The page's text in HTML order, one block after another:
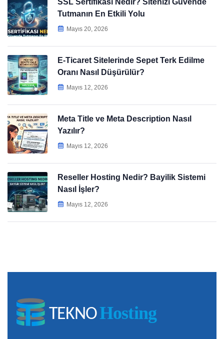
Tutmanın En Etkili Yolu
Mayıs 20, 2026
E-Ticaret Sitelerinde Sepet Terk Edilme
Oranı Nasıl Düşürülür?
Mayıs 12, 2026
Meta Title ve Meta Description Nasıl
Yazılır?
Mayıs 12, 2026
Reseller Hosting Nedir? Bayilik Sistemi
Nasıl İşler?
Mayıs 12, 2026